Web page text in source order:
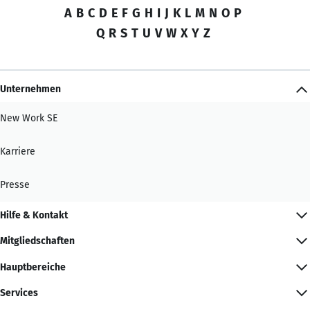
A B C D E F G H I J K L M N O P
Q R S T U V W X Y Z
Unternehmen
New Work SE
Karriere
Presse
Hilfe & Kontakt
Mitgliedschaften
Hauptbereiche
Services